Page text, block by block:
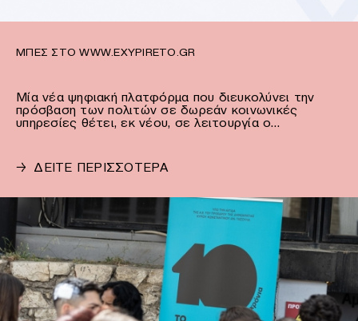
ΜΠΕΣ ΣΤΟ WWW.EXYPIRETO.GR
Μία νέα ψηφιακή πλατφόρμα που διευκολύνει την
πρόσβαση των πολιτών σε δωρεάν κοινωνικές
υπηρεσίες θέτει, εκ νέου, σε λειτουργία ο…
→ ΔΕΙΤΕ ΠΕΡΙΣΣΟΤΕΡΑ